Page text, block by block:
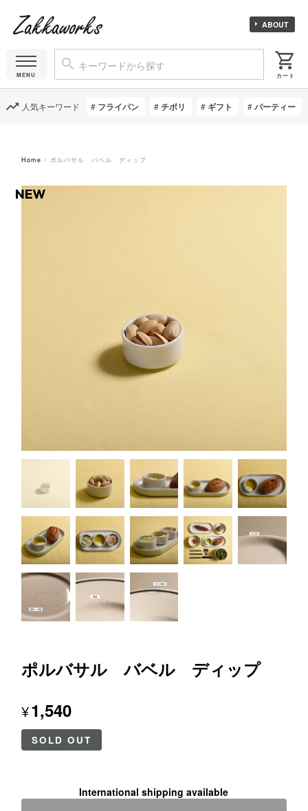
ABOUT
人気キーワード フライパン チボリ ギフト パーティー
Home ポルバサル バベル ディップ
ポルバサル バベル ディップ
¥1,540
SOLD OUT
International shipping available